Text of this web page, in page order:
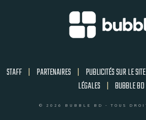
STAFF | PARTENAIRES | PUBLICITÉS SUR LE SITE
LÉGALES | BUBBLE BD
© 2026 BUBBLE BD - TOUS